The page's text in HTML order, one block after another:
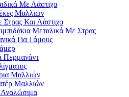
Με Λάστιχο
Μαλλιών
Και Λάστιχο
Μεταλικά Με Στρας
Για Γάμους
Περμανάντ
Μαλλιών
Μαλλιών
Αναλώσιμα